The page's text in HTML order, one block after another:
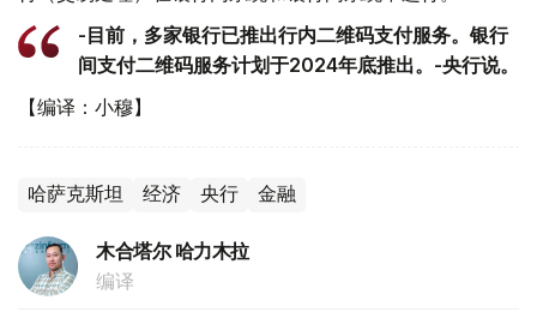
-目前，多家银行已推出行内二维码支付服务。银行
间支付二维码服务计划于2024年底推出。-央行说。
【编译：小穆】
哈萨克斯坦 经济 央行 金融
木合塔尔 哈力木拉
编译